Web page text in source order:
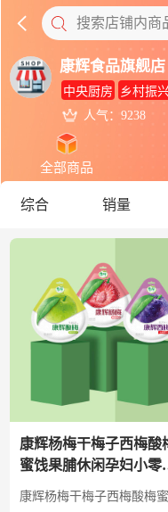
搜索店铺内商
康辉食品旗舰店
中央厨房 乡村振
人气：9238
全部商品
综合 销量
康辉杨梅干梅子西梅酸
蜜饯果脯休闲孕妇小零
酸甜果干组合60g 杨梅